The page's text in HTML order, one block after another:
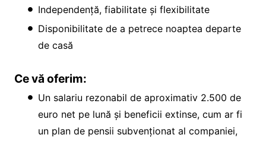
Independență, fiabilitate și flexibilitate
Disponibilitate de a petrece noaptea departe
de casă
Ce vă oferim:
Un salariu rezonabil de aproximativ 2.500 de
euro net pe lună și beneficii extinse, cum ar fi
un plan de pensii subvenționat al companiei,